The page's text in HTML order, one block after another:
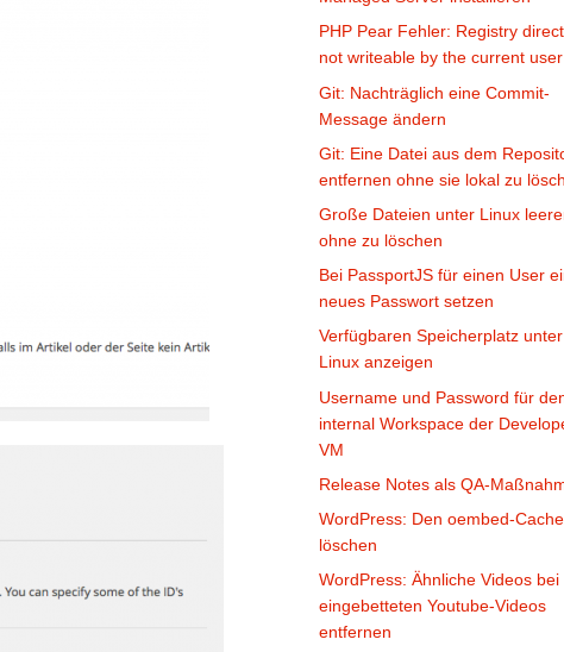
PHP Pear Fehler: Registry
not writeable by the current user
Git: Nachträglich eine Commit-
Message ändern
Git: Eine Datei aus dem
entfernen ohne sie lokal zu
Große Dateien unter Linux
ohne zu löschen
Bei PassportJS für einen User
neues Passwort setzen
Verfügbaren Speicherplatz unter
Linux anzeigen
Username und Password für
internal Workspace der
VM
Release Notes als QA-
WordPress: Den oembed-Cache
löschen
WordPress: Ähnliche Videos bei
eingebetteten Youtube-Videos
entfernen